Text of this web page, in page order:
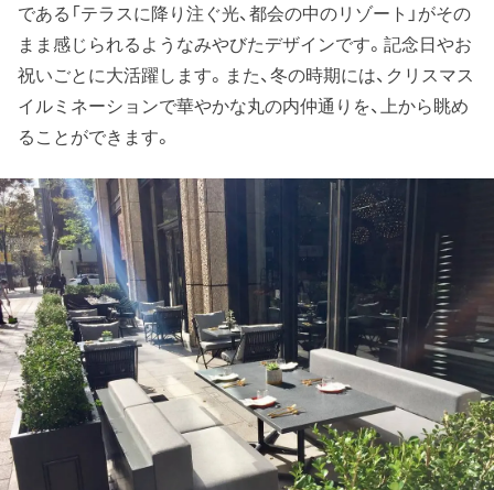
である「テラスに降り注ぐ光、都会の中のリゾート」がその
まま感じられるようなみやびたデザインです。記念日やお
祝いごとに大活躍します。また、冬の時期には、クリスマス
イルミネーションで華やかな丸の内仲通りを、上から眺め
ることができます。